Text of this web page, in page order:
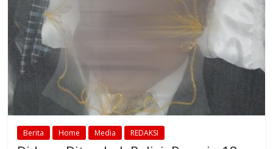
Berita Home Media REDAKSI